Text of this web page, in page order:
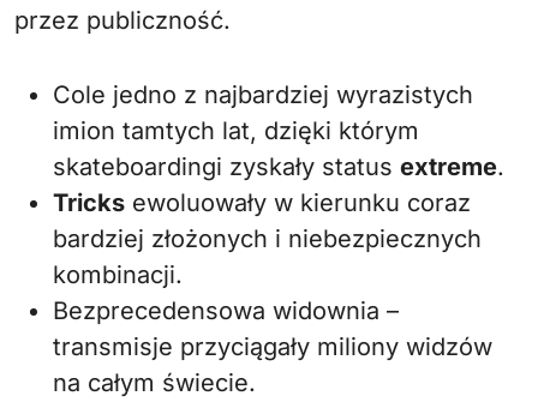
przez publiczność.
Cole jedno z najbardziej wyrazistych
imion tamtych lat, dzięki którym
skateboardingi zyskały status extreme.
Tricks ewoluowały w kierunku coraz
bardziej złożonych i niebezpiecznych
kombinacji.
Bezprecedensowa widownia –
transmisje przyciągały miliony widzów
na całym świecie.